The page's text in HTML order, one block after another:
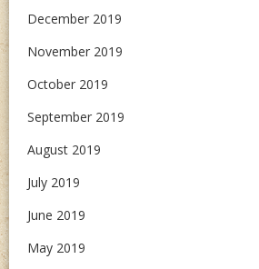
December 2019
November 2019
October 2019
September 2019
August 2019
July 2019
June 2019
May 2019